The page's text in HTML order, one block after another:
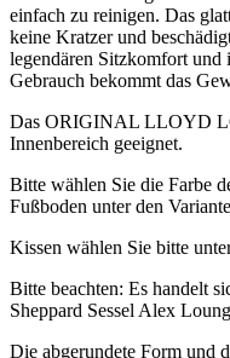
einfach zu reinigen. Das
keine Kratzer und
legendären Sitzkomfort und
Gebrauch bekommt das
Das ORIGINAL LLOYD
Innenbereich geeignet.
Bitte wählen Sie die Farbe
Fußboden unter den
Kissen wählen Sie bitte
Bitte beachten: Es handelt
Sheppard Sessel Alex
Die abgerundete Form und